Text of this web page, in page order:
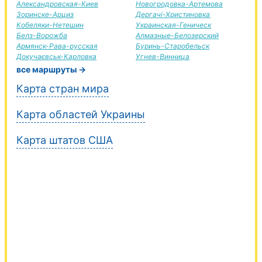
Александровская-Киев
Зоринске-Арциз
Кобеляки-Нетешин
Белз-Ворожба
Армянск-Рава-русская
Докучаєвськ-Карловка
Новогродовка-Артемова
Дергачі-Христиновка
Украинская-Геническ
Алмазные-Белозерский
Буринь-Старобельск
Угнев-Винница
все маршруты →
Карта стран мира
Карта областей Украины
Карта штатов США